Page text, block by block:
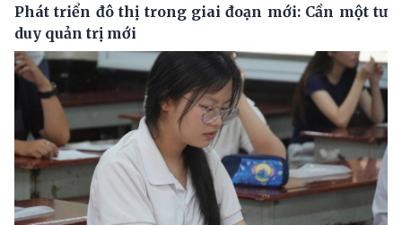
Phát triển đô thị trong giai đoạn mới: Cần một tư
duy quản trị mới